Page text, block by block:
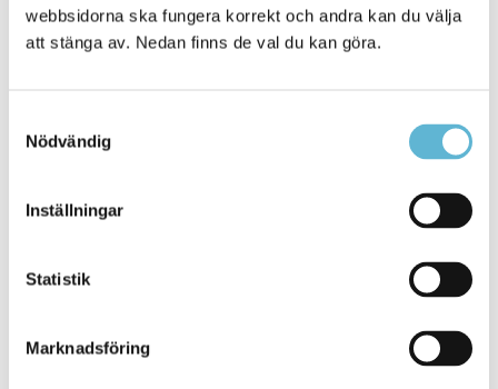
webbsidorna ska fungera korrekt och andra kan du välja
att stänga av. Nedan finns de val du kan göra.
Nödvändig
Inställningar
Statistik
Marknadsföring
Simhallen
Onsdag 13 maj 15-17.30
Åsens avfallsanläggning
Öppettider Åsen